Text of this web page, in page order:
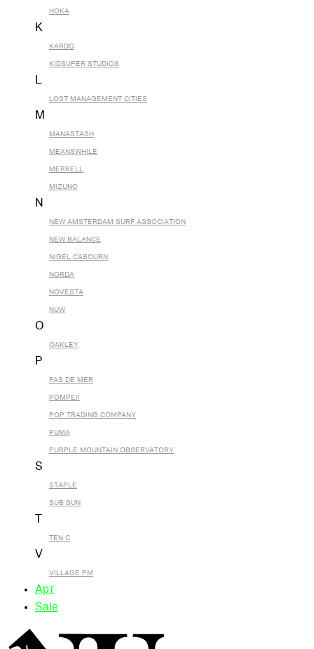
HOKA
K
KARDO
KIDSUPER STUDIOS
L
LOST MANAGEMENT CITIES
M
MANASTASH
MEANSWHILE
MERRELL
MIZUNO
N
NEW AMSTERDAM SURF ASSOCIATION
NEW BALANCE
NIGEL CABOURN
NORDA
NOVESTA
NUW
O
OAKLEY
P
PAS DE MER
POMPEII
POP TRADING COMPANY
PUMA
PURPLE MOUNTAIN OBSERVATORY
S
STAPLE
SUB SUN
TEN C
V
VILLAGE PM
Арт
Sale